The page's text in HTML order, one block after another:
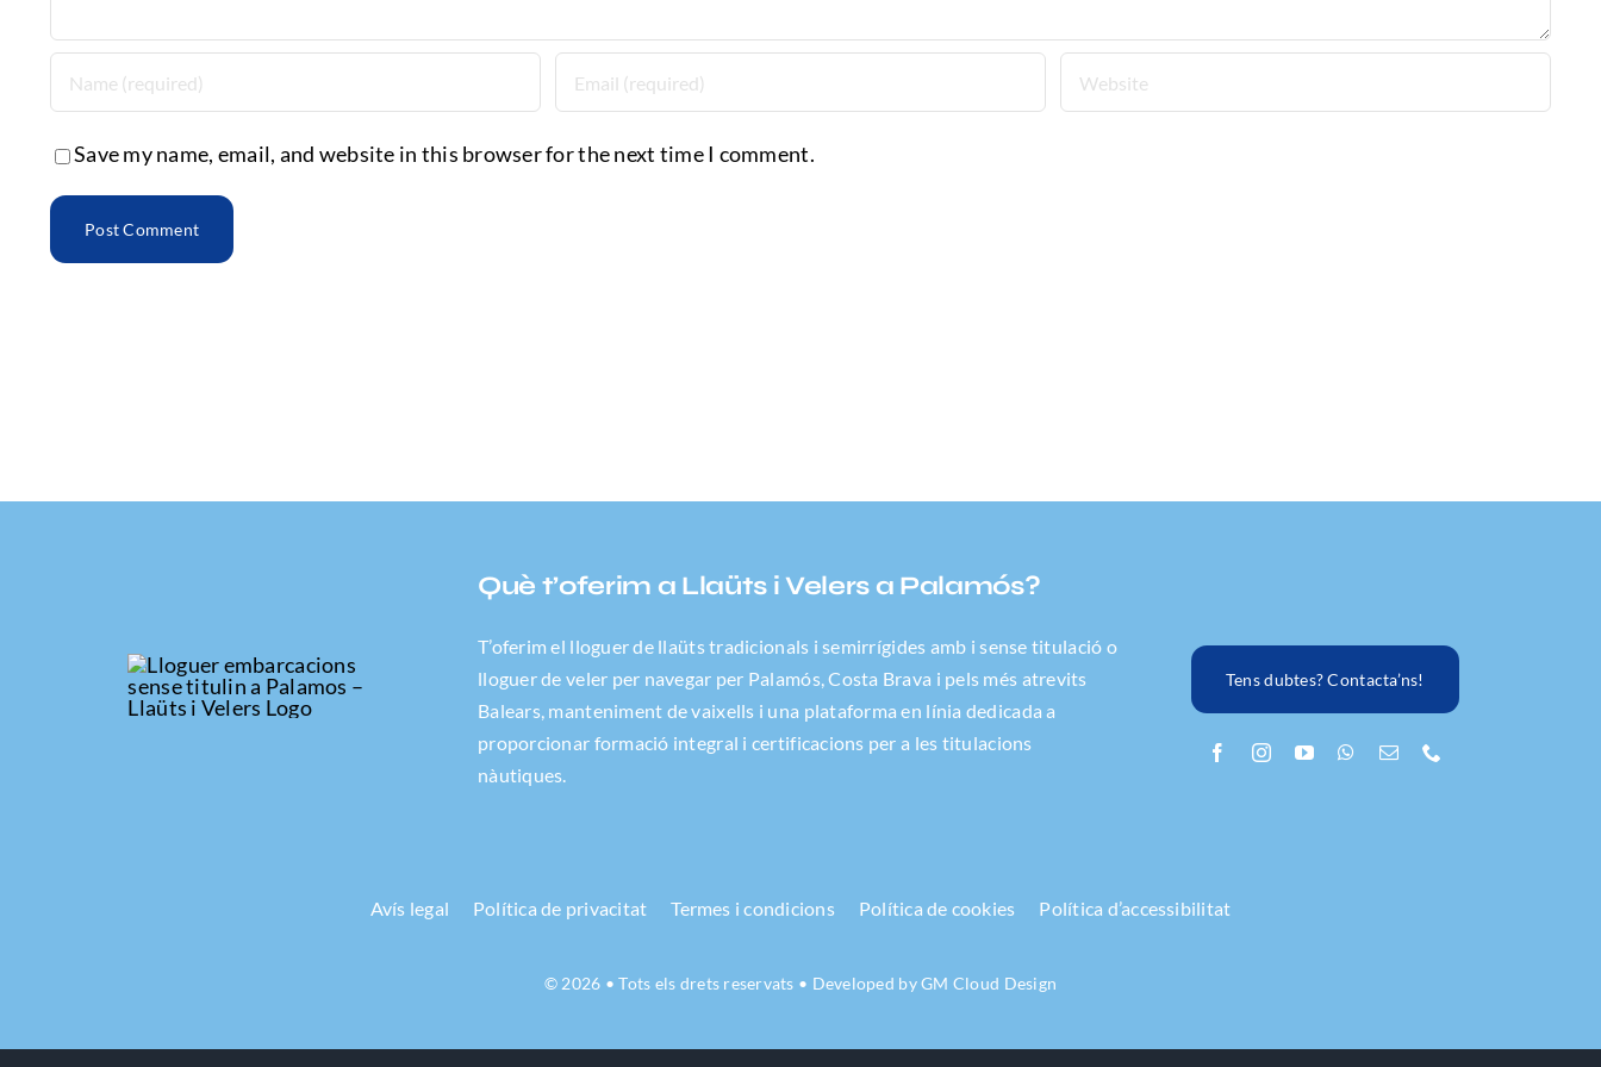
Save my name, email, and website in this browser for the next time I comment.
Què t’oferim a Llaüts i Velers a Palamós?
T’oferim el lloguer de llaüts tradicionals i semirrígides amb i sense titulació o
lloguer de veler per navegar per Palamós, Costa Brava i pels més atrevits
Balears, manteniment de vaixells i una plataforma en línia dedicada a
proporcionar formació integral i certificacions per a les titulacions
nàutiques.
Tens dubtes? Contacta’ns!
Avís legal Política de privacitat Termes i condicions Política de cookies Política d’accessibilitat
© 2026 • Tots els drets reservats • Developed byGM Cloud Design